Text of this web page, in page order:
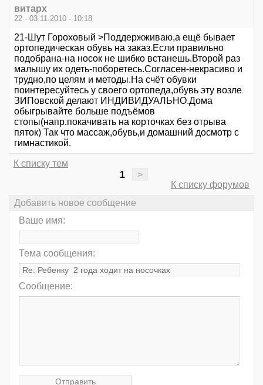
витарх
22 - 03.11.2010 - 10:18
21-Шут Гороховый >Поддержживаю,а ещё бывает
ортопедическая обувь на заказ.Если правильно
подобрана-на носок не шибко встанешь.Второй раз
малышу их одеть-поборетесь.Согласен-некрасиво и
трудно,по целям и методы.На счёт обувки
поинтересуйтесь у своего ортопеда,обувь эту возле
ЗИПовской делают ИНДИВИДУАЛЬНО.Дома
обыгрывайте больше подъёмов
стопы(напр.покачивать на корточках без отрыва
пяток) Так что массаж,обувь,и домашний досмотр с
гимнастикой.
К списку тем
1
>
К списку форумов
Добавить новое сообщение
Ваше имя:
Тема сообщения:
Сообщение: